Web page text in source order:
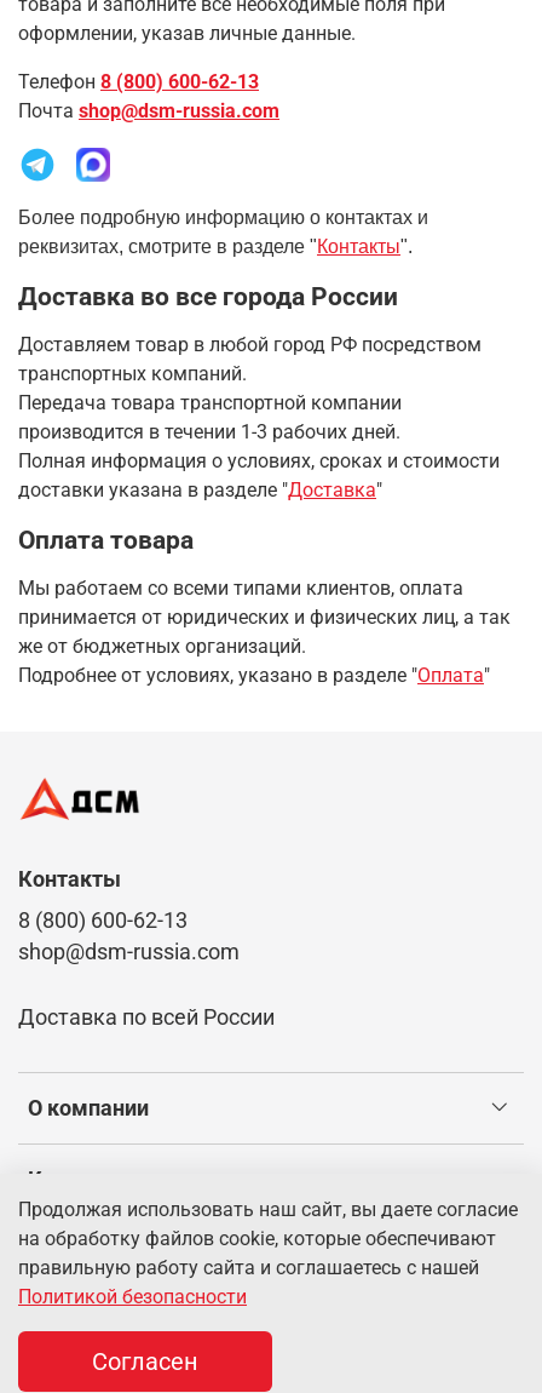
оформлении, указав личные данные.
Телефон 8 (800) 600-62-13
Почта shop@dsm-russia.com
Более подробную информацию о контактах и
реквизитах, смотрите в разделе "Контакты".
Доставка во все города России
Доставляем товар в любой город РФ посредством
транспортных компаний.
Передача товара транспортной компании
производится в течении 1-3 рабочих дней.
Полная информация о условиях, сроках и стоимости
доставки указана в разделе "Доставка"
Оплата товара
Мы работаем со всеми типами клиентов, оплата
принимается от юридических и физических лиц, а так
же от бюджетных организаций.
Подробнее от условиях, указано в разделе "Оплата"
О компании
Клиентам
Информация
Контакты
8 (800) 600-62-13
shop@dsm-russia.com
Доставка по всей России
© 2026 Интернет-магазин dsm-russia.com.
товарах, указанная на сайте, имеет справочный характер и не
Продолжая использовать наш сайт, вы даете согласие
на обработку файлов cookie, которые обеспечивают
правильную работу сайта и соглашаетесь с нашей
Политикой безопасности
Согласен